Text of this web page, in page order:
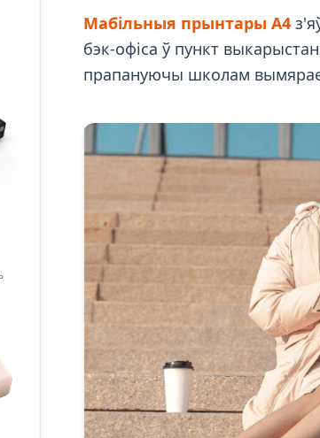
Мабільныя прынтары A4
бэк-офіса ў пункт
прапануючы школам